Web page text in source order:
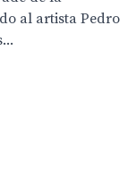
al artista Pedro